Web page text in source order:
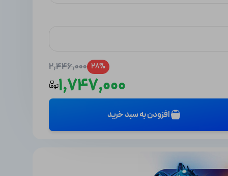
28%
2,446,000
1,747,000توما
ن
افزودن به سبد خرید